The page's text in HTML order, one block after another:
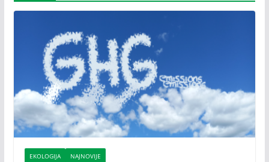
EKOLOGIJA NAJNOVIJE